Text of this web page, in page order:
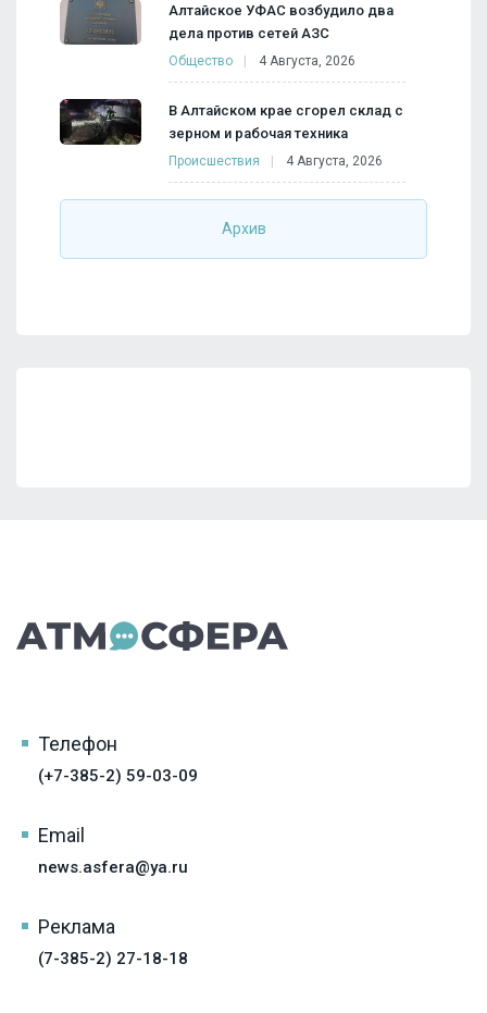
Алтайское УФАС возбудило два
дела против сетей АЗС
Общество 4 Августа, 2026
В Алтайском крае сгорел склад с
зерном и рабочая техника
Происшествия 4 Августа, 2026
Архив
Телефон
(+7-385-2) 59-03-09
Email
news.asfera@ya.ru
Реклама
(7-385-2) 27-18-18